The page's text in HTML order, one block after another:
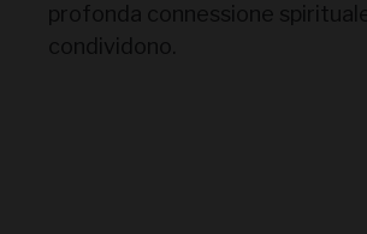
profonda connessione
condividono.